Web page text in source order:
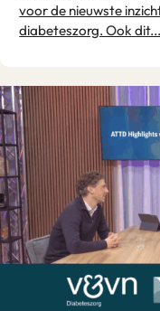
voor de nieuwste
diabeteszorg. Ook dit...